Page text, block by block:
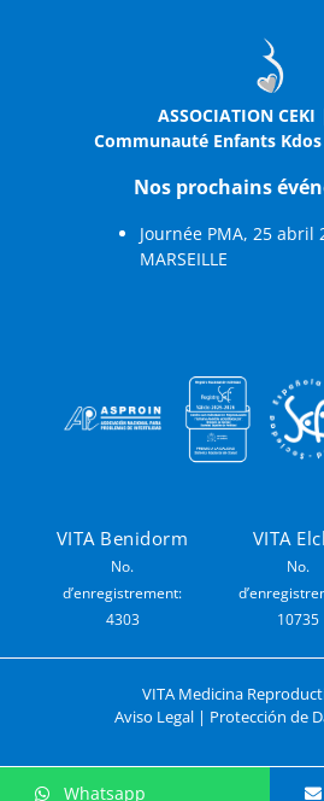
ASSOCIATION
Communauté Enfants
Nos prochains
Journée PMA, 25 abril
MARSEILLE
VITA Benidorm
No.
d’enregistrement:
4303
VITA
No.
10735
VITA Medicina
Aviso Legal| Protección de
Whatsapp